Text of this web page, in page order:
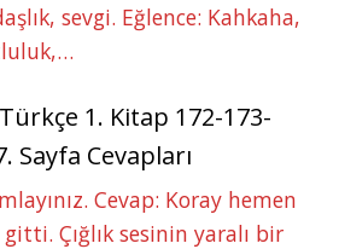
sevgi. Eğlence: Kahkaha,
Türkçe 1. Kitap 172-173-
Sayfa Cevapları
Cevap: Koray hemen
gitti. Çığlık sesinin yaralı bir